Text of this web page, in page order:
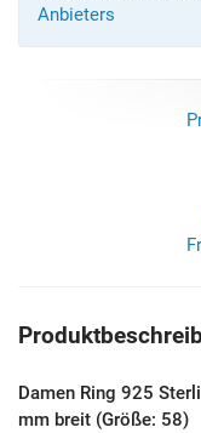
Anbieters
Damen Ring 925
mm breit (Größe: 58)